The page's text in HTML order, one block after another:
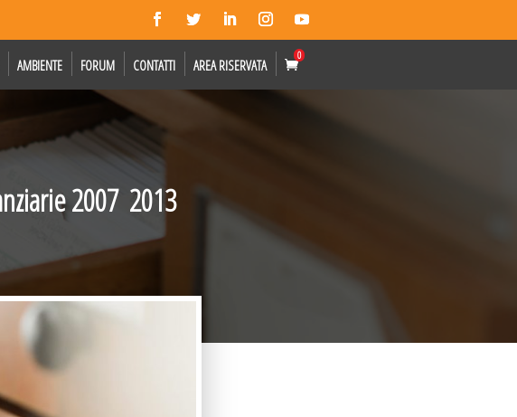
AMBIENTE FORUM CONTATTI AREA RISERVATA
0
2007  2013